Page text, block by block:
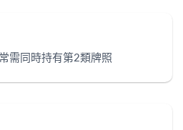
需同時持有第2類牌照